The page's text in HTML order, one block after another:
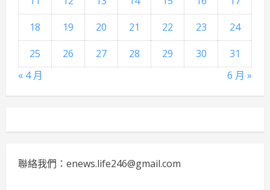
18
19 20 21 22 23
24
25
26 27 28 29 30
31
« 4 月
6 月 »
聯絡我們：enews.life246@gmail.com